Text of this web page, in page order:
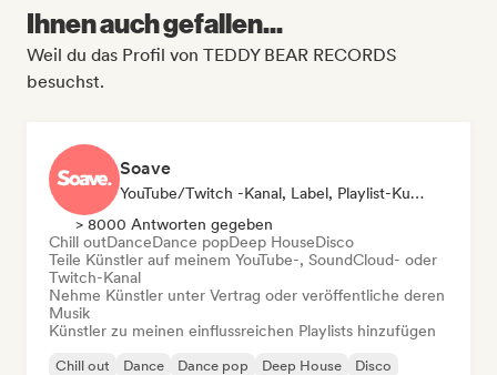
Ihnen auch gefallen...
Weil du das Profil von TEDDY BEAR RECORDS
besuchst.
Soave
YouTube/Twitch -Kanal, Label, Playlist-Kurator
> 8000 Antworten gegeben
Chill outDanceDance popDeep HouseDisco
Teile Künstler auf meinem YouTube-, SoundCloud- oder
Twitch-Kanal
Nehme Künstler unter Vertrag oder veröffentliche deren
Musik
Künstler zu meinen einflussreichen Playlists hinzufügen
Chill out Dance Dance pop Deep House
Disco